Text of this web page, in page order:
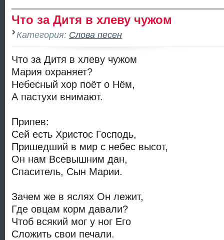
Что за Дитя в хлеву чужом
Категория: Слова песен
Что за Дитя в хлеву чужом
Мария охраняет?
Небесный хор поёт о Нём,
А пастухи внимают.
Припев:
Сей есть Христос Господь,
Пришедший в мир с небес высот,
Он нам Всевышним дан,
Спаситель, Сын Марии.
Зачем же в яслях Он лежит,
Где овцам корм давали?
Чтоб всякий мог у ног Его
Сложить свои печали.